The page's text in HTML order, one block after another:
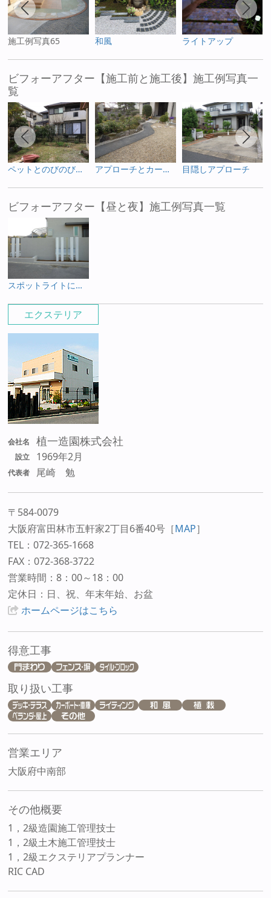
エクステリア
会社名 植一造園株式会社
設立 1969年2月
代表者 尾崎 勉
〒584-0079
大阪府富田林市五軒家2丁目6番40号 ［MAP］
TEL：072-365-1668
FAX：072-368-3722
営業時間：8：00～18：00
定休日：日、祝、年末年始、お盆
ホームページはこちら
得意工事
取り扱い工事
営業エリア
大阪府中南部
その他概要
1，2級造園施工管理技士
1，2級土木施工管理技士
1，2級エクステリアプランナー
RIC CAD
施工例写真65 和風 ライトアップ
ビフォーアフター【施工前と施工後】施工例写真一
覧
ペットとのびのび遊べる庭 アプローチとカーポートの共同土間へ 目隠しアプローチ
ビフォーアフター【昼と夜】施工例写真一覧
スポットライトによって魅せられる角柱